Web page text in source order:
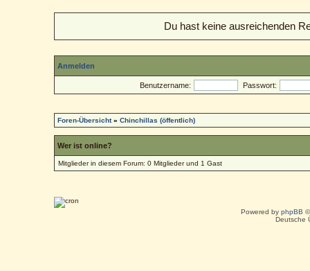
Du hast keine ausreichenden
Anmelden
Benutzername: Passwort:
Foren-Übersicht»Chinchillas (öffentlich)
Wer ist online?
Mitglieder in diesem Forum: 0 Mitglieder und 1 Gast
Powered by phpBB
Deutsche